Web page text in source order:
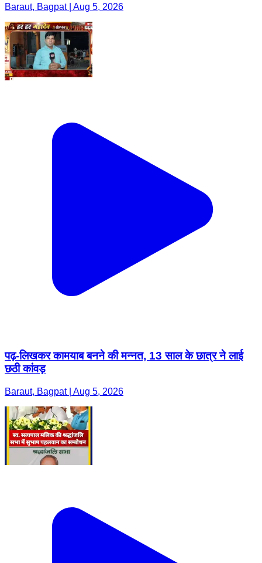
Baraut, Bagpat | Aug 5, 2026
पढ़-लिखकर कामयाब बनने की मन्नत, 13 साल के छात्र ने लाई
छठी कांवड़
Baraut, Bagpat | Aug 5, 2026